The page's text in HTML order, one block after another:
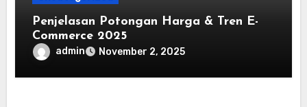
Penjelasan Potongan Harga & Tren E-
Commerce 2025
admin November 2, 2025